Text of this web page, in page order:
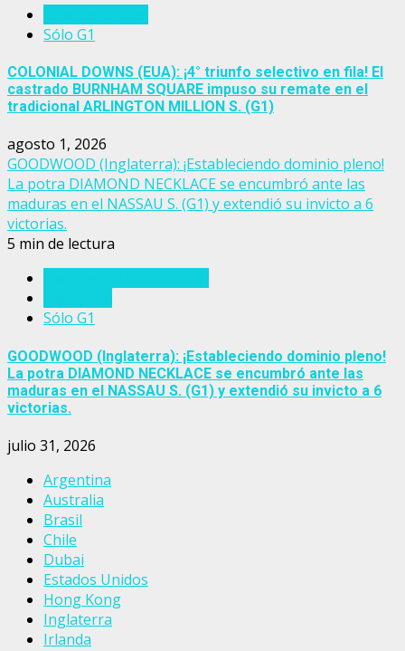
Sólo G1
COLONIAL DOWNS (EUA): ¡4° triunfo selectivo en fila! El
castrado BURNHAM SQUARE impuso su remate en el
tradicional ARLINGTON MILLION S. (G1)
agosto 1, 2026
GOODWOOD (Inglaterra): ¡Estableciendo dominio pleno!
La potra DIAMOND NECKLACE se encumbró ante las
maduras en el NASSAU S. (G1) y extendió su invicto a 6
victorias.
5 min de lectura
Sólo G1
GOODWOOD (Inglaterra): ¡Estableciendo dominio pleno!
La potra DIAMOND NECKLACE se encumbró ante las
maduras en el NASSAU S. (G1) y extendió su invicto a 6
victorias.
julio 31, 2026
Argentina
Australia
Brasil
Chile
Dubai
Estados Unidos
Hong Kong
Inglaterra
Irlanda